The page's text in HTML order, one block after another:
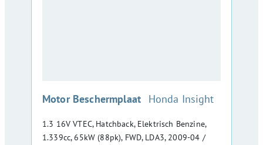
Motor Beschermplaat :Honda Insight
1.3 16V VTEC, Hatchback, Elektrisch Benzine,
1.339cc, 65kW (88pk), FWD, LDA3, 2009-04 /